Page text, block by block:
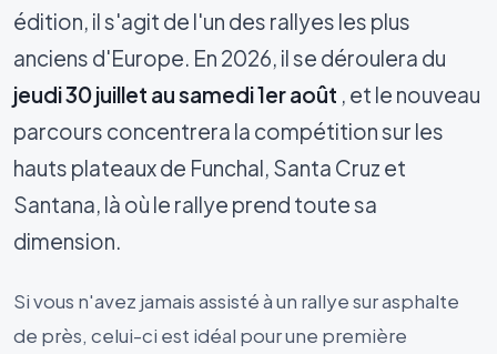
édition, il s'agit de l'un des rallyes les plus
anciens d'Europe. En 2026, il se déroulera du
jeudi 30 juillet au samedi 1er août , et le nouveau
parcours concentrera la compétition sur les
hauts plateaux de Funchal, Santa Cruz et
Santana, là où le rallye prend toute sa
dimension.
Si vous n'avez jamais assisté à un rallye sur asphalte
de près, celui-ci est idéal pour une première